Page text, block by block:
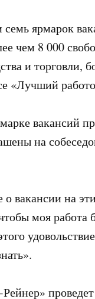
ярмарок
чем 8 000
и торговли,
«Лучший
вакансий
на
о вакансии на
моя